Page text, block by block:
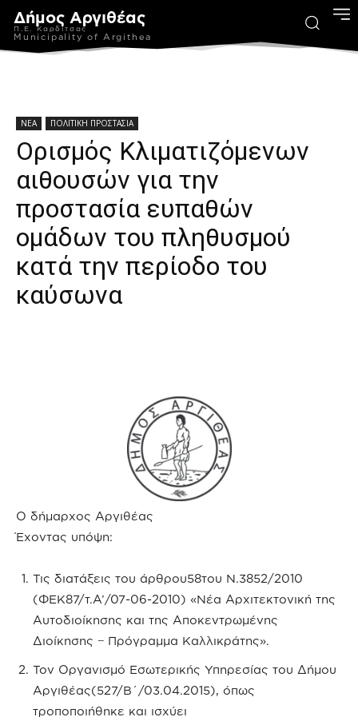
Δήμος Αργιθέας
Π.Ε. Καρδίτσας
Municipality of Argithea
ΝΕΑ ΠΟΛΙΤΙΚΗ ΠΡΟΣΤΑΣΙΑ
Ορισμός Κλιματιζόμενων
αιθουσών για την
προστασία ευπαθών
ομάδων του πληθυσμού
κατά την περίοδο του
καύσωνα
Ο δήμαρχος Αργιθέας
Έχοντας υπόψη:
Τις διατάξεις του άρθρου58του Ν.3852/2010
(ΦΕΚ87/τ.Α’/07-06-2010) «Νέα Αρχιτεκτονική της
Αυτοδιοίκησης και της Αποκεντρωμένης
Διοίκησης − Πρόγραμμα Καλλικράτης».
Τον Οργανισμό Εσωτερικής Υπηρεσίας του Δήμου
Αργιθέας(527/Β΄/03.04.2015), όπως
τροποποιήθηκε και ισχύει